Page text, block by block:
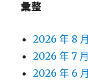
彙整
2026 年 8 月
2026 年 7 月
2026 年 6 月